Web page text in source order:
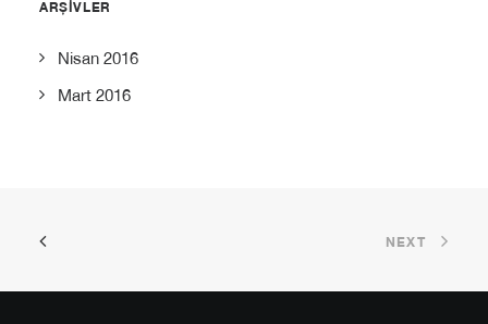
ARŞIVLER
Nisan 2016
Mart 2016
NEXT